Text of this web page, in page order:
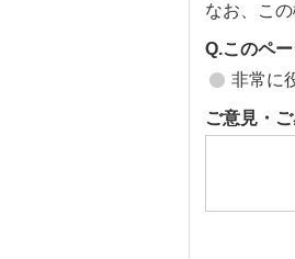
なお、こ
Q.このペ
非常に
ご意見・